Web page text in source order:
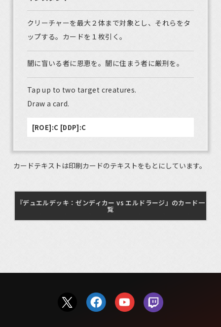
クリーチャーを最大２体まで対象とし、それらをタ
ップする。カードを１枚引く。
闇に盲いる者に恩恵を。闇に住まう者に厳刑を。
Tap up to two target creatures.
Draw a card.
[ROE]:C [DDP]:C
カードテキストは印刷カードのテキストをもとにしています。
『デュエルデッキ：ゼンディカー vs エルドラージ』のカード一
覧